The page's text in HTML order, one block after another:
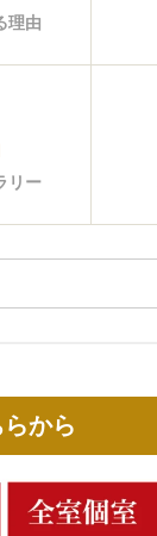
理由
リー
から